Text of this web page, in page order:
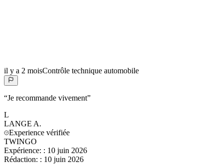
il y a 2 moisContrôle technique automobile
“Je recommande vivement”
L
LANGE A.
Experience vérifiée
TWINGO
Expérience: : 10 juin 2026
Rédaction: : 10 juin 2026